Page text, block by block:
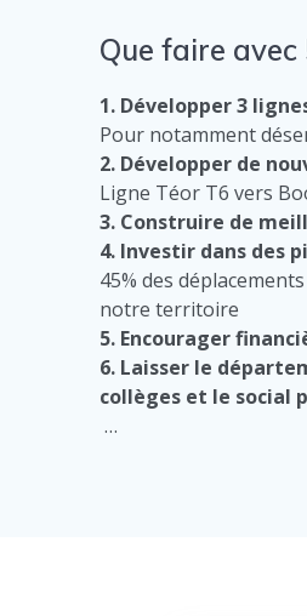
Que faire avec
1. Développer 3
Pour notamment
2. Développer de
Ligne Téor T6 vers
3. Construire de
4. Investir dans des
45% des
notre territoire
5. Encourager
6. Laisser le
collèges et le social
…